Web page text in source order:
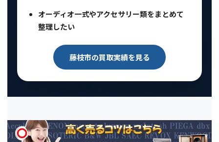
オーディオ一式やアクセサリー類をまとめて
整理したい
藤枝市の買取実績を見る